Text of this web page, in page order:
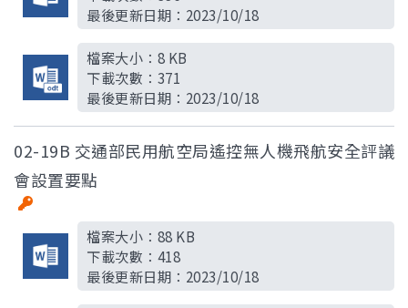
最後更新日期： 2023/10/18
檔案大小： 8 KB
下載次數： 371
最後更新日期： 2023/10/18
02-19B 交通部民用航空局遙控無人機飛航安全評議
會設置要點
檔案大小： 88 KB
下載次數： 418
最後更新日期： 2023/10/18